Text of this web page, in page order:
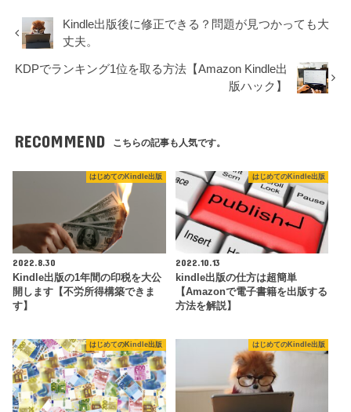
Kindle出版後に修正できる？問題が見つかっても大
丈夫。
KDPでランキング1位を取る方法【Amazon Kindle出
版ハック】
RECOMMEND こちらの記事も人気です。
はじめてのKindle出版
2022.8.30
Kindle出版の1年間の印税を大公
開します【不労所得構築できま
す】
はじめてのKindle出版
2022.10.13
kindle出版の仕方は超簡単
【Amazonで電子書籍を出版する
方法を解説】
はじめてのKindle出版 はじめてのKindle出版